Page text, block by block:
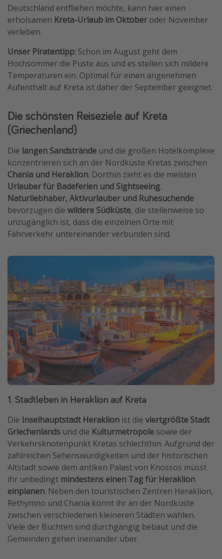
Deutschland entfliehen möchte, kann hier einen
erholsamen Kreta-Urlaub im Oktober oder November
verleben.
Unser Piratentipp: Schon im August geht dem
Hochsommer die Puste aus und es stellen sich mildere
Temperaturen ein. Optimal für einen angenehmen
Aufenthalt auf Kreta ist daher der September geeignet.
Die schönsten Reiseziele auf Kreta
(Griechenland)
Die langen Sandstrände und die großen Hotelkomplexe
konzentrieren sich an der Nordküste Kretas zwischen
Chania und Heraklion. Dorthin zieht es die meisten
Urlauber für Badeferien und Sightseeing.
Naturliebhaber, Aktivurlauber und Ruhesuchende
bevorzugen die wildere Südküste, die stellenweise so
unzugänglich ist, dass die einzelnen Orte mit
Fährverkehr untereinander verbunden sind.
1. Stadtleben in Heraklion auf Kreta
Die Inselhauptstadt Heraklion ist die viertgrößte Stadt
Griechenlands und die Kulturmetropole sowie der
Verkehrsknotenpunkt Kretas schlechthin. Aufgrund der
zahlreichen Sehenswürdigkeiten und der historischen
Altstadt sowie dem antiken Palast von Knossos müsst
ihr unbedingt mindestens einen Tag für Heraklion
einplanen. Neben den touristischen Zentren Heraklion,
Rethymno und Chania könnt ihr an der Nordküste
zwischen verschiedenen kleineren Städten wählen.
Viele der Buchten sind durchgängig bebaut und die
Gemeinden gehen ineinander über.